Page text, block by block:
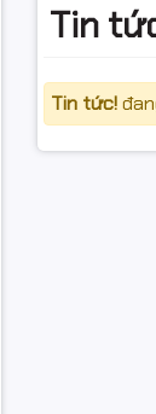
Tin
Tin tức!